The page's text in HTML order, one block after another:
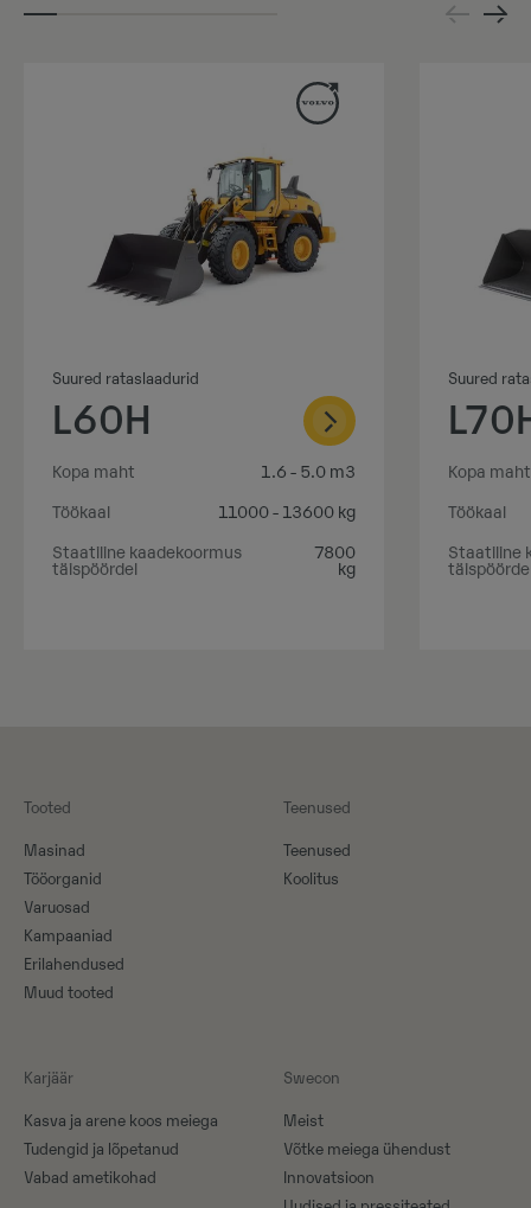
Suured rataslaadurid
L60H
Kopa maht
1.6 - 5.0 m3
Töökaal
11000 - 13600 kg
Staatiline kaadekoormus
täispöördel
7800
kg
Suured
Kopa maht
Töökaal
Staatiline
Tooted
Masinad
Tööorganid
Varuosad
Kampaaniad
Erilahendused
Muud tooted
Teenused
Teenused
Koolitus
Karjäär
Kasva ja arene koos meiega
Tudengid ja lõpetanud
Vabad ametikohad
Swecon
Meist
Võtke meiega ühendust
Innovatsioon